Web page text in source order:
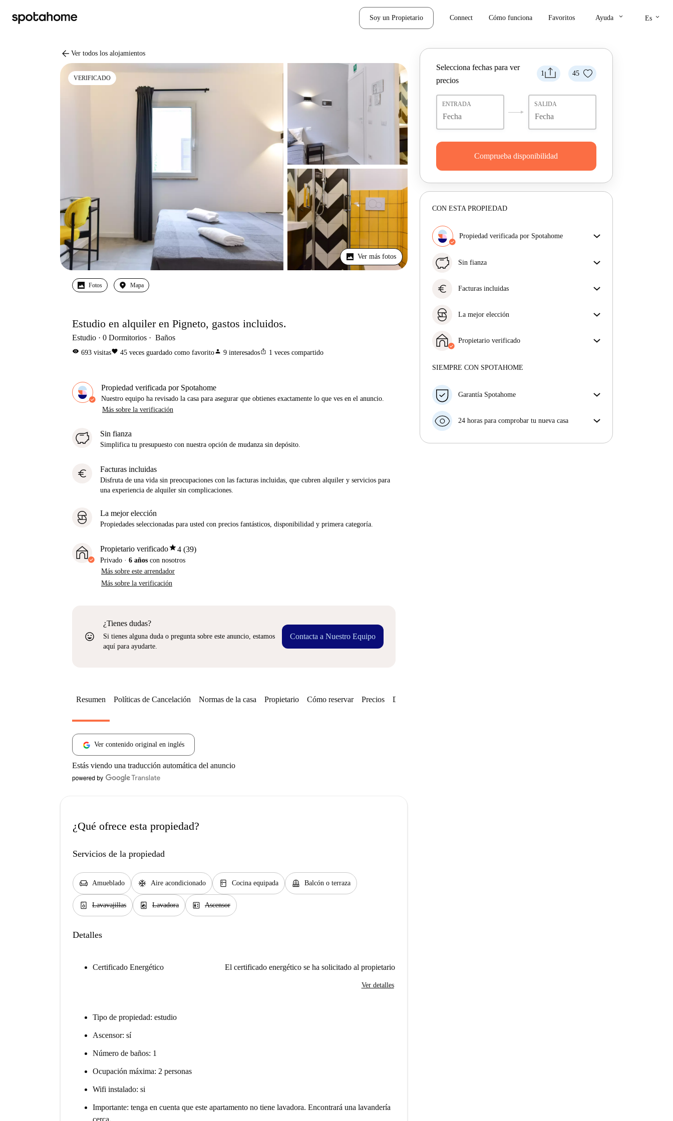
Soy un Propietario Connect Cómo funciona Favoritos Ayuda keyboard_arrow_down Es keyboard_arrow_down
arrow_back Ver todos los alojamientos
VERIFICADO
Ver más fotos
Fotos Mapa
Estudio en alquiler en Pigneto, gastos incluidos.
Estudio 0 Dormitorios Baños
visibility 693 visitasfavorite 45 veces guardado como favoritoperson 9 interesadosios_share 1 veces compartido
Propiedad verificada por Spotahome
Nuestro equipo ha revisado la casa para asegurar que obtienes exactamente lo que ves en el anuncio.
Más sobre la verificación
Sin fianza
Simplifica tu presupuesto con nuestra opción de mudanza sin depósito.
euro Facturas incluidas
Disfruta de una vida sin preocupaciones con las facturas incluidas, que cubren alquiler y servicios para
una experiencia de alquiler sin complicaciones.
La mejor elección
Propiedades seleccionadas para usted con precios fantásticos, disponibilidad y primera categoría.
Propietario verificadostar4 (39)
Privado · 6 años con nosotros
Más sobre este arrendador
Más sobre la verificación
sentiment_very_satisfied
¿Tienes dudas?
Si tienes alguna duda o pregunta sobre este anuncio, estamos
aquí para ayudarte.
Contacta a Nuestro Equipo
1 45
Selecciona fechas para ver
precios
ENTRADA SALIDA
Comprueba disponibilidad
CON ESTA PROPIEDAD
Propiedad verificada por Spotahome
obtienes exactamente lo que ves en el anuncio.
Sin fianza
mudanza sin depósito.
euro Facturas incluidas
facturas incluidas, que cubren alquiler y servicios
La mejor elección
fantásticos, disponibilidad y primera categoría.
Propietario verificado
Más sobre este arrendador
SIEMPRE CON SPOTAHOME
Garantía Spotahome
horas previas a la fecha de entrada, Spotahome A) te
el hotel hasta que encuentres nueva casa o B) te hará
24 horas para comprobar tu nueva casa
Resumen Políticas de Cancelación Normas de la casa Propietario Cómo reservar Precios Disponibilidades
Ver contenido original en inglés
Estás viendo una traducción automática del anuncio
¿Qué ofrece esta propiedad?
Servicios de la propiedad
chair Amueblado ac_unit Aire acondicionado kitchen Cocina equipada balcony Balcón o terraza
dishwasher_gen Lavavajillas local_laundry_service Lavadora elevator Ascensor
Detalles
Certificado Energético El certificado energético se ha solicitado al propietario
Ver detalles
Tipo de propiedad: estudio
Ascensor: sí
Número de baños: 1
Ocupación máxima: 2 personas
Wifi instalado: si
Importante: tenga en cuenta que este apartamento no tiene lavadora. Encontrará una lavandería
cerca.